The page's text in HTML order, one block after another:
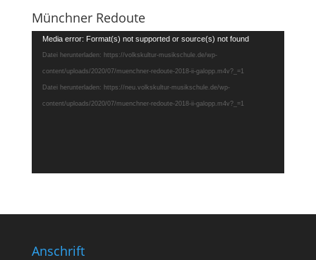
Münchner Redoute
Video-
Player
Media error: Format(s) not supported or source(s) not found
Datei herunterladen: https://volkskultur-musikschule.de/wp-
content/uploads/2020/07/muenchner-redoute-2018-ii-galopp.m4v?_=1
Datei herunterladen: https://neu.volkskultur-musikschule.de/wp-
content/uploads/2020/07/muenchner-redoute-2018-ii-galopp.m4v?_=1
Anschrift